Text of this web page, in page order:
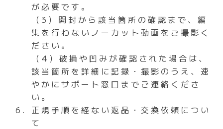
が必要です。
（3）開封から該当箇所の確認まで、編
集を行わないノーカット動画をご撮影く
ださい。
（4）破損や凹みが確認された場合は、
該当箇所を詳細に記録・撮影のうえ、速
やかにサポート窓口までご連絡くださ
い。
正規手順を経ない返品・交換依頼につい
て